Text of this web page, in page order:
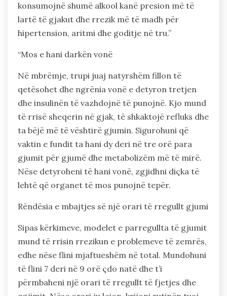
konsumojnë shumë alkool kanë presion më të
lartë të gjakut dhe rrezik më të madh për
hipertension, aritmi dhe goditje në tru.”
“Mos e hani darkën vonë
Në mbrëmje, trupi juaj natyrshëm fillon të
qetësohet dhe ngrënia vonë e detyron tretjen
dhe insulinën të vazhdojnë të punojnë. Kjo mund
të rrisë sheqerin në gjak, të shkaktojë refluks dhe
ta bëjë më të vështirë gjumin. Sigurohuni që
vaktin e fundit ta hani dy deri në tre orë para
gjumit për gjumë dhe metabolizëm më të mirë.
Nëse detyroheni të hani vonë, zgjidhni diçka të
lehtë që organet të mos punojnë tepër.
Rëndësia e mbajtjes së një orari të rregullt gjumi
Sipas kërkimeve, modelet e parregullta të gjumit
mund të rrisin rrezikun e problemeve të zemrës,
edhe nëse flini mjaftueshëm në total. Mundohuni
të flini 7 deri në 9 orë çdo natë dhe t’i
përmbaheni një orari të rregullt të fjetjes dhe